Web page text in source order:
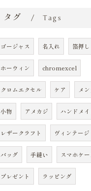
タグ Tags
ゴージャス 名入れ 箔押し
ホーウィン chromexcel
クロムエクセル ケア メ
小物 アメカジ ハンドメイ
レザークラフト ヴィンテージ
バッグ 手縫い スマホケー
プレゼント ラッピング